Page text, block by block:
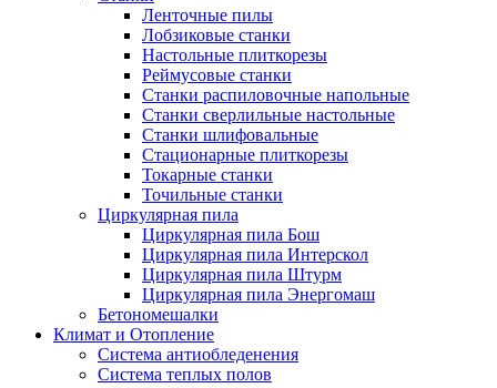
Ленточные пилы
Лобзиковые станки
Настольные плиткорезы
Реймусовые станки
Станки распиловочные напольные
Станки сверлильные настольные
Станки шлифовальные
Стационарные плиткорезы
Токарные станки
Точильные станки
Циркулярная пила
Циркулярная пила Бош
Циркулярная пила Интерскол
Циркулярная пила Штурм
Циркулярная пила Энергомаш
Бетономешалки
Климат и Отопление
Система антиобледенения
Система теплых полов